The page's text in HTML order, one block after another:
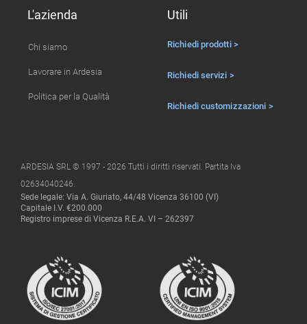
L'azienda
Chi siamo
Lavorare in Ardesia
Politica per la Qualità
Utili
Richiedi prodotti >
Richiedi servizi >
Richiedi customizzazioni >
ARDESIA SRL © 1997 - 2026 Tutti i diritti riservati. Partita Iva
02634040246.
Sede legale: Via A. Giuriato, 44/48 Vicenza 36100 (VI)
Capitale I.V. €200.000
Registro imprese di Vicenza R.E.A. VI – 262397